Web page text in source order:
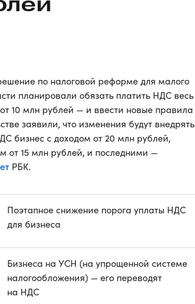
по налоговой реформе для малого
планировали обязать платить НДС весь
10 млн рублей — и ввести новые правила
заявили, что изменения будут внедрять
бизнес с доходом от 20 млн рублей,
от 15 млн рублей, и последними —
РБК.
Поэтапное снижение порога уплаты НДС
для бизнеса
Бизнеса на УСН (на упрощенной системе
налогообложения) — его переводят
на НДС